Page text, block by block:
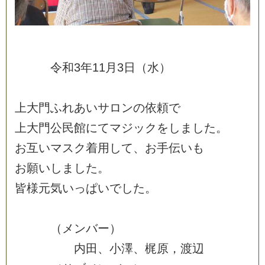
令和3年11 月 3日 （水）
上大門ふれあいサロ ンの依頼で
上大門公民館にてマジッ ク を し ま した。
お互いマ ス ク着用 して、 お手伝いも
お願い し ま した。
皆様元気いっぱいでした。
（ メ ンバー）
内 田 、 小澤、 梶原 ， 渡辺